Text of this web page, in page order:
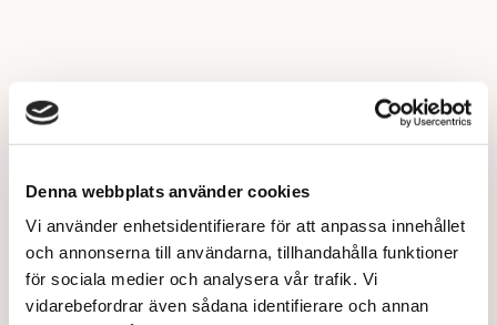
Denna webbplats använder cookies
Vi använder enhetsidentifierare för att anpassa innehållet
och annonserna till användarna, tillhandahålla funktioner
för sociala medier och analysera vår trafik. Vi
vidarebefordrar även sådana identifierare och annan